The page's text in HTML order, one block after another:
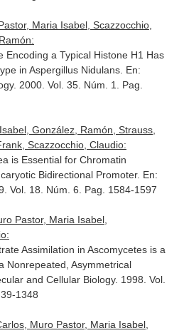
Maria Isabel, Scazzocchio,
Encoding a Typical Histone H1 Has
in Aspergillus Nidulans. En:
. 2000. Vol. 35. Núm. 1. Pag.
González, Ramón, Strauss,
Scazzocchio, Claudio:
is Essential for Chromatin
Bidirectional Promoter. En:
Vol. 18. Núm. 6. Pag. 1584-1597
Pastor, Maria Isabel,
Assimilation in Ascomycetes is a
Nonrepeated, Asymmetrical
and Cellular Biology. 1998. Vol.
1348
Muro Pastor, Maria Isabel,